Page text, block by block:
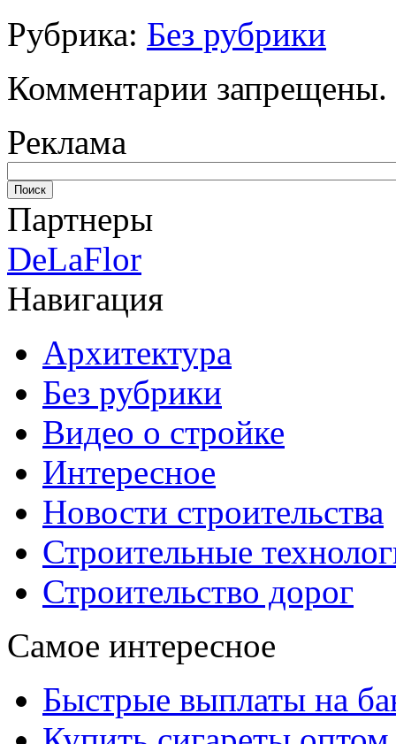
Рубрика: Без рубрики
Комментарии запрещены.
Реклама
Партнеры
DeLaFlor
Навигация
Архитектура
Без рубрики
Видео о стройке
Интересное
Новости строительства
Строительные
Строительство дорог
Самое интересное
Быстрые выплаты на